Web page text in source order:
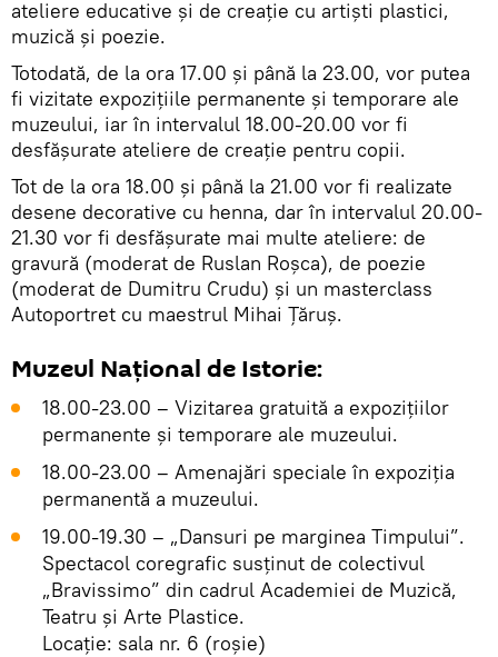
ateliere educative și de creație cu artiști plastici,
muzică și poezie.
Totodată, de la ora 17.00 și până la 23.00, vor putea
fi vizitate expozițiile permanente și temporare ale
muzeului, iar în intervalul 18.00-20.00 vor fi
desfășurate ateliere de creație pentru copii.
Tot de la ora 18.00 și până la 21.00 vor fi realizate
desene decorative cu henna, dar în intervalul 20.00-
21.30 vor fi desfășurate mai multe ateliere: de
gravură (moderat de Ruslan Roșca), de poezie
(moderat de Dumitru Crudu) și un masterclass
Autoportret cu maestrul Mihai Țăruș.
Muzeul Național de Istorie:
18.00-23.00 – Vizitarea gratuită a expozițiilor
permanente și temporare ale muzeului.
18.00-23.00 – Amenajări speciale în expoziția
permanentă a muzeului.
19.00-19.30 – „Dansuri pe marginea Timpului”.
Spectacol coregrafic susținut de colectivul
„Bravissimo” din cadrul Academiei de Muzică,
Teatru și Arte Plastice.
Locație: sala nr. 6 (roșie)